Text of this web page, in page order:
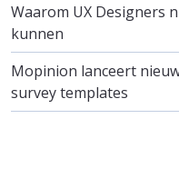
Waarom UX Designers
kunnen
Mopinion lanceert
survey templates